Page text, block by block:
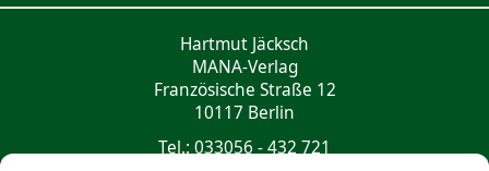
Hartmut Jäcksch
MANA-Verlag
Französische Straße 12
10117 Berlin
Tel.: 033056 - 432 721